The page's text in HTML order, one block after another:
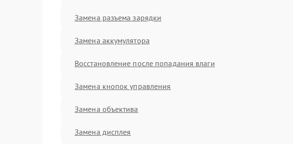
Замена разъема зарядки
Замена аккумулятора
Восстановление после попадания влаги
Замена кнопок управления
Замена объектива
Замена дисплея